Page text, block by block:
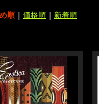
順| 価格順 | 新着順